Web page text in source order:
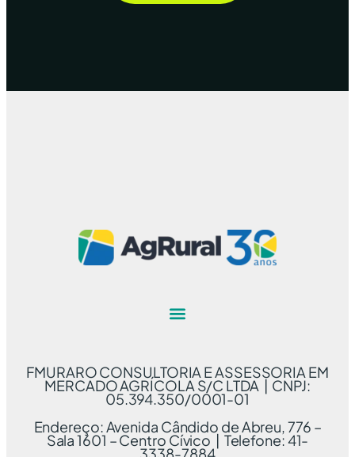
FMURARO CONSULTORIA E ASSESSORIA EM
MERCADO AGRÍCOLA S/C LTDA | CNPJ:
05.394.350/0001-01
Endereço: Avenida Cândido de Abreu, 776 –
Sala 1601 – Centro Cívico | Telefone: 41-
3338-7884